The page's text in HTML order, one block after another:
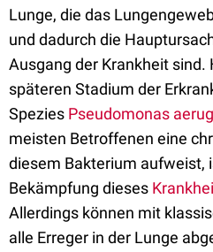
Lunge, die das
und dadurch die
Ausgang der Krankheit sind.
späteren Stadium der
Spezies Pseudomonas
meisten Betroffenen eine
diesem Bakterium aufweist,
Bekämpfung dieses
Allerdings können mit
alle Erreger in der Lunge